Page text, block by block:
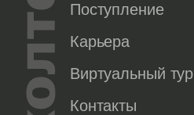
Поступление
Карьера
Виртуальный тур
Контакты